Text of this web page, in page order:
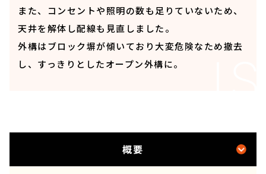
また、コンセントや照明の数も足りていないため、
天井を解体し配線も見直しました。
外構はブロック塀が傾いており大変危険なため撤去
し、すっきりとしたオープン外構に。
概要